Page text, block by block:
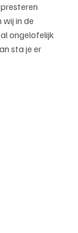
in de
ongelofelijk
sta je er